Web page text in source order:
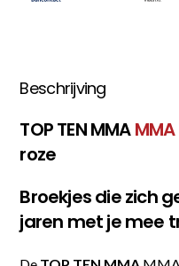
Beschrijving
TOP TEN MMA
roze
Broekjes die zich
jaren met je mee